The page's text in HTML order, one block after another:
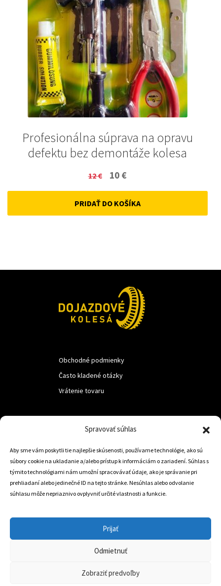
Spravovať súhlas
Aby sme vám poskytli tie najlepšie skúsenosti, používame technológie, ako sú
súbory cookie na ukladanie a/alebo prístup k informáciám o zariadení. Súhlas s
týmito technológiami nám umožní spracovávať údaje, ako je správanie pri
prehliadaní alebo jedinečné ID na tejto stránke. Nesúhlas alebo odvolanie
súhlasu môže nepriaznivo ovplyvniť určité vlastnosti a funkcie.
Prijať
Odmietnuť
Zobraziť predvoľby
Profesionálna súprava na opravu
defektu bez demontáže kolesa
12€
Original
price
was:
10 €
price
is:
PRIDAŤ DO KOŠÍKA
Obchodné podmienky
Často kladené otázky
Vrátenie tovaru
Trstená 02801
+421 905 806 234
Český Eshop